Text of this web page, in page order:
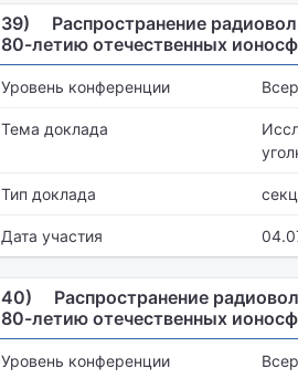
39)
Распространение
80-летию отечественных
Уровень конференции
Тема доклада
Тип доклада
Дата участия
40)
Распространение
80-летию отечественных
Уровень конференции